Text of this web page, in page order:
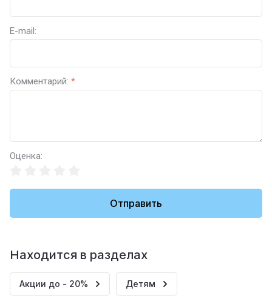
E-mail:
Комментарий: *
Оценка:
Отправить
Находится в разделах
Акции до - 20% Детям